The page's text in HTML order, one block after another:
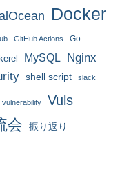
Docker
GitHub Actions Go
MySQL Nginx
shell script slack
vulnerability Vuls
会 振り返り